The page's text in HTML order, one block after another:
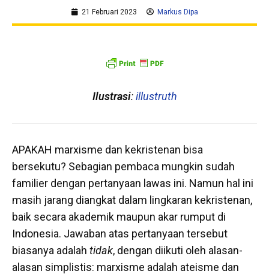
21 Februari 2023 Markus Dipa
Ilustrasi:illustruth
APAKAH marxisme dan kekristenan bisa
bersekutu? Sebagian pembaca mungkin sudah
familier dengan pertanyaan lawas ini. Namun hal ini
masih jarang diangkat dalam lingkaran kekristenan,
baik secara akademik maupun akar rumput di
Indonesia. Jawaban atas pertanyaan tersebut
biasanya adalah tidak, dengan diikuti oleh alasan-
alasan simplistis: marxisme adalah ateisme dan